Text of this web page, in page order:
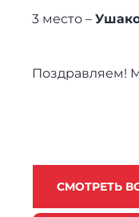
3 место –
Поздравляем!
СМОТРЕТЬ